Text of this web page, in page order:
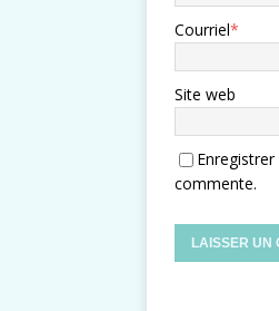
Courriel*
Site web
commente.